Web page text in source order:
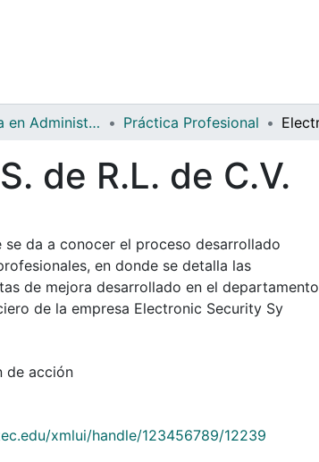
Licenciatura en Administración Industrial e Inteligencia de Negocios Práctica Profesional
de R.L. de C.V.
se da a conocer el proceso desarrollado
en donde se detalla las
de mejora desarrollado en el departamento
de la empresa Electronic Security Sy
de acción
xmlui/handle/123456789/12239